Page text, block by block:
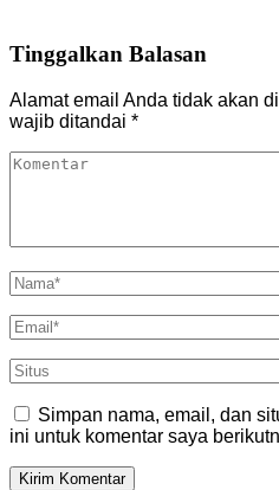
Tinggalkan Balasan
Alamat email Anda tidak akan
wajib ditandai *
Simpan nama, email, dan
ini untuk komentar saya